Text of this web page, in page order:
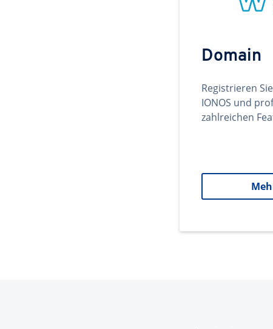
Domain
Registrieren
IONOS und
zahlreichen